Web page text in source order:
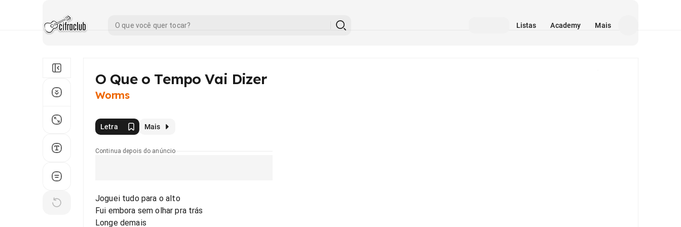
Listas Academy Mais
O Que o Tempo Vai Dizer
Worms
Letra Mais
Continua depois do anúncio
Joguei tudo para o alto
Fui embora sem olhar pra trás
Longe demais